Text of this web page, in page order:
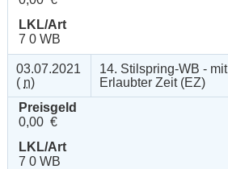
LKL/Art
7 0 WB
03.07.2021
( n)
14. Stilspring-WB - mit
Erlaubter Zeit (EZ)
Preisgeld
0,00 €
LKL/Art
7 0 WB